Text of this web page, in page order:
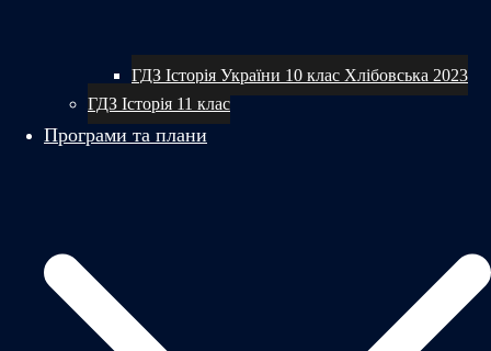
ГДЗ Історія України 10 клас Хлібовська 2023
ГДЗ Історія 11 клас
Програми та плани